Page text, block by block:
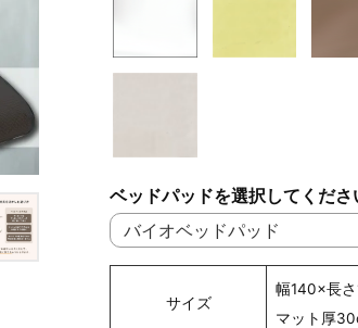
ベッドパッドを選択してくださ
サイズ
幅140×長
マット厚